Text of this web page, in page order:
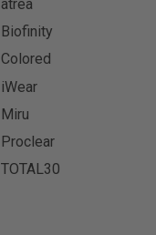
atrea
Biofinity
Colored
iWear
Miru
Proclear
TOTAL30